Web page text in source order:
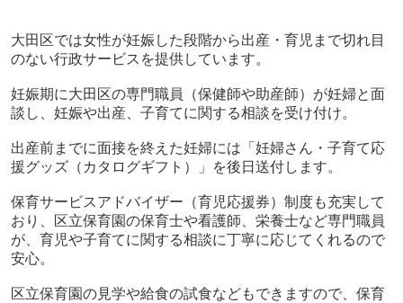
大田区では女性が妊娠した段階から出産・育児まで切れ目
のない行政サービスを提供しています。
妊娠期に大田区の専門職員（保健師や助産師）が妊婦と面
談し、妊娠や出産、子育てに関する相談を受け付け。
出産前までに面接を終えた妊婦には「妊婦さん・子育て応
援グッズ（カタログギフト）」を後日送付します。
保育サービスアドバイザー（育児応援券）制度も充実して
おり、区立保育園の保育士や看護師、栄養士など専門職員
が、育児や子育てに関する相談に丁寧に応じてくれるので
安心。
区立保育園の見学や給食の試食などもできますので、保育